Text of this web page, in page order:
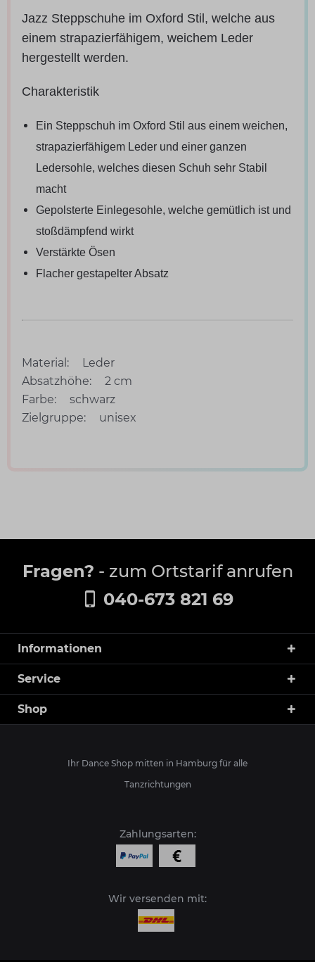
Jazz Steppschuhe im Oxford Stil, welche aus
einem strapazierfähigem, weichem Leder
hergestellt werden.
Charakteristik
Ein Steppschuh im Oxford Stil aus einem weichen,
strapazierfähigem Leder und einer ganzen
Ledersohle, welches diesen Schuh sehr Stabil
macht
Gepolsterte Einlegesohle, welche gemütlich ist und
stoßdämpfend wirkt
Verstärkte Ösen
Flacher gestapelter Absatz
Material:
Leder
Absatzhöhe:
2 cm
Farbe:
schwarz
Zielgruppe:
unisex
Fragen? - zum Ortstarif anrufen
040-673 821 69
Informationen
Service
Shop
Ihr Dance Shop mitten in Hamburg für alle
Tanzrichtungen
Zahlungsarten:
Wir versenden mit: